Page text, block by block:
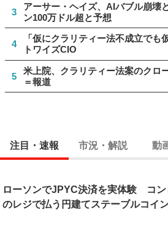
3
アーサー・ヘイズ、AIバブル崩壊
ン100万ドル超と予想
4
「仮にクラリティー法不成立でも
トワイズCIO
5
米上院、クラリティー法案のクロ
＝報道
注目・速報 市況・解説 動
ローソンでJPYC決済を実体験 コン
のレジで払う円建てステーブルコイ